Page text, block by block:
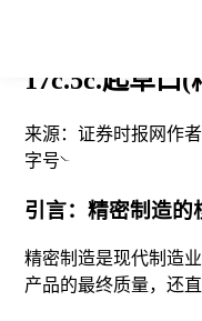
17c.5c.起草
来源： 证券时报网作者
字号
引言：精密制造的
精密制造是现代制造
产品的最终质量，还